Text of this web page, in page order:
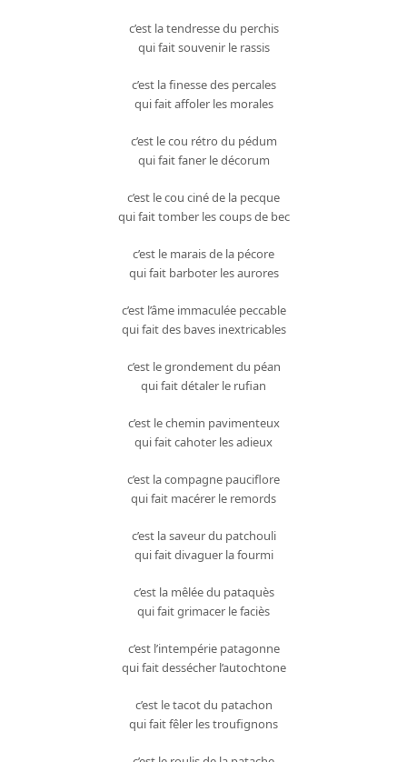
c’est la tendresse du perchis
qui fait souvenir le rassis
c’est la finesse des percales
qui fait affoler les morales
c’est le cou rétro du pédum
qui fait faner le décorum
c’est le cou ciné de la pecque
qui fait tomber les coups de bec
c’est le marais de la pécore
qui fait barboter les aurores
c’est l’âme immaculée peccable
qui fait des baves inextricables
c’est le grondement du péan
qui fait détaler le rufian
c’est le chemin pavimenteux
qui fait cahoter les adieux
c’est la compagne pauciflore
qui fait macérer le remords
c’est la saveur du patchouli
qui fait divaguer la fourmi
c’est la mêlée du pataquès
qui fait grimacer le faciès
c’est l’intempérie patagonne
qui fait dessécher l’autochtone
c’est le tacot du patachon
qui fait fêler les troufignons